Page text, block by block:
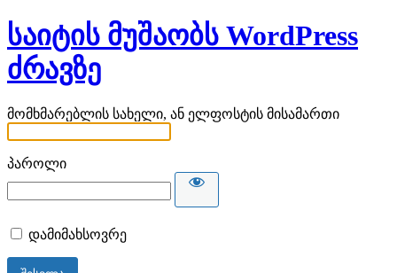
საიტის მუშაობს WordPress
ძრავზე
მომხმარებლის სახელი, ან ელფოსტის მისამართი
პაროლი
დამიმახსოვრე